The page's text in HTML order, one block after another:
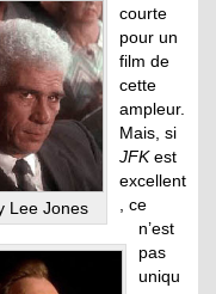
Lee Jones
courte
pour un
film de
cette
ampleur.
Mais, si
JFKest
excellent
, ce
n’est
pas
uniqu